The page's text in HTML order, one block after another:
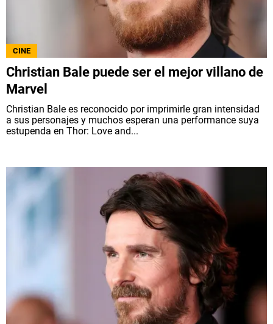
CINE
Christian Bale puede ser el mejor villano de
Marvel
Christian Bale es reconocido por imprimirle gran intensidad
a sus personajes y muchos esperan una performance suya
estupenda en Thor: Love and...